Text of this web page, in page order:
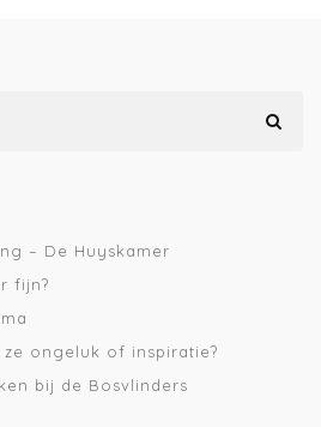
– De Huyskamer
fijn?
ongeluk of inspiratie?
bij de Bosvlinders